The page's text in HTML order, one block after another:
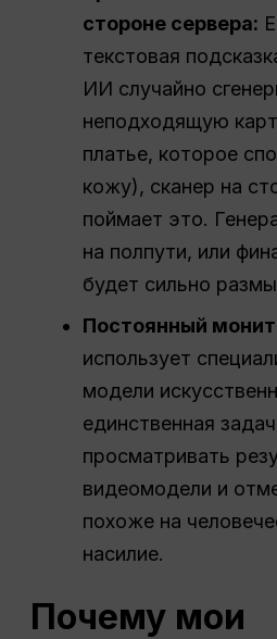
стороне сервера:
текстовая
ИИ случайно
неподходящую
платье, которое
кожу), сканер на
поймает это.
на полпути, или
будет сильно
Постоянный
использует
модели
единственная
просматривать
видеомодели и
похоже на
насилие.
Почему мои